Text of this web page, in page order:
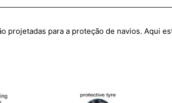
projetadas para a proteção de navios. Aqui